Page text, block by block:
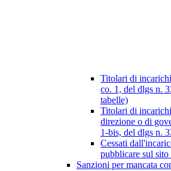
Titolari di
co. 1, del dlgs n.
tabelle)
Titolari di
direzione o di
1-bis, del dlgs n.
Cessati
pubblicare sul
Sanzioni per mancata